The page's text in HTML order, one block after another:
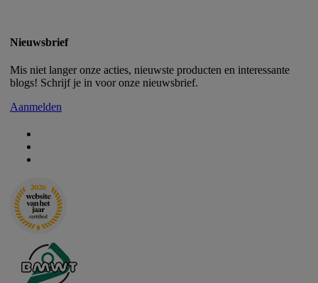
Nieuwsbrief
Mis niet langer onze acties, nieuwste producten en interessante
blogs! Schrijf je in voor onze nieuwsbrief.
Aanmelden